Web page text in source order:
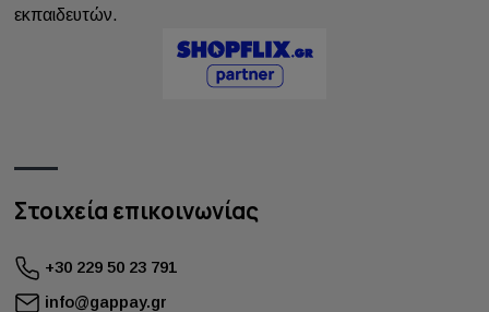
εκπαιδευτών.
Στοιχεία επικοινωνίας
+30 229 50 23 791
info@gappay.gr